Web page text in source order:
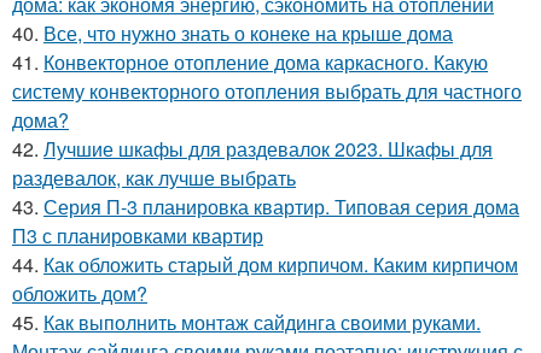
40. Все, что нужно знать о конеке на крыше дома
41. Конвекторное отопление дома каркасного. Какую
систему конвекторного отопления выбрать для частного
дома?
42. Лучшие шкафы для раздевалок 2023. Шкафы для
раздевалок, как лучше выбрать
43. Серия П-3 планировка квартир. Типовая серия дома
П3 с планировками квартир
44. Как обложить старый дом кирпичом. Каким кирпичом
обложить дом?
45. Как выполнить монтаж сайдинга своими руками.